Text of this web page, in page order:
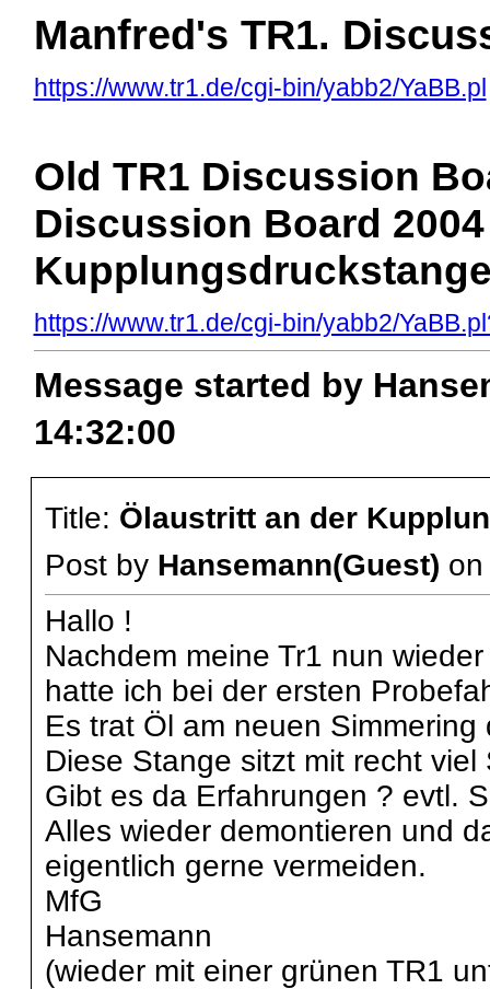
Manfred's TR1.
https://www.tr1.de/cgi-bin/yabb2/YaBB.pl
Old TR1 Discussion
Discussion Board
https://www.tr1.de/cgi-bin/yabb2/
Message started by
14:32:00
Title: Ölaustritt an der
Post by Hansemann(Guest)
Hallo !
Nachdem meine Tr1 nun
hatte ich bei der ersten
Es trat Öl am neuen
Diese Stange sitzt mit recht
Gibt es da Erfahrungen ? evtl.
Alles wieder demontieren und
eigentlich gerne vermeiden.
MfG
Hansemann
(wieder mit einer grünen TR1